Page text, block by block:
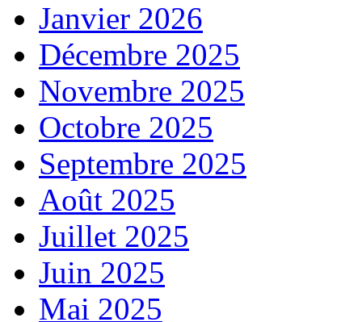
Janvier 2026
Décembre 2025
Novembre 2025
Octobre 2025
Septembre 2025
Août 2025
Juillet 2025
Juin 2025
Mai 2025